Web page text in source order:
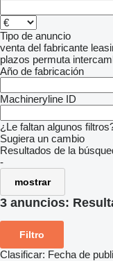
Tipo de anuncio
venta del fabricante
plazos permuta
Año de fabricación
Machineryline ID
¿Le faltan algunos
Sugiera un cambio
Resultados de la
-
mostrar
3 anuncios:
Filtro
Clasificar: Fecha de